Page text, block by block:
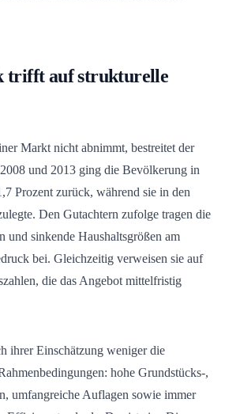
trifft auf strukturelle
Markt nicht abnimmt, bestreitet der
und 2013 ging die Bevölkerung in
Prozent zurück, während sie in den
Den Gutachtern zufolge tragen die
und sinkende Haushaltsgrößen am
bei. Gleichzeitig verweisen sie auf
die das Angebot mittelfristig
ihrer Einschätzung weniger die
hohe Grundstücks-,
umfangreiche Auflagen sowie immer